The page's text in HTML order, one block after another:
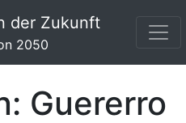
der Zukunft
2050
Guererro